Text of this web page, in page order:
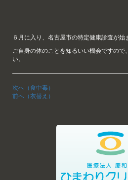
６月に入り、名古屋市の特定健康診査が始
ご自身の体のことを知るいい機会ですので
い。
次へ（食中毒）
前へ（衣替え）